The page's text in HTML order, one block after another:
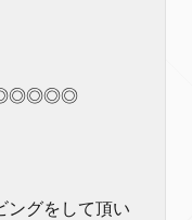
ングをして頂い